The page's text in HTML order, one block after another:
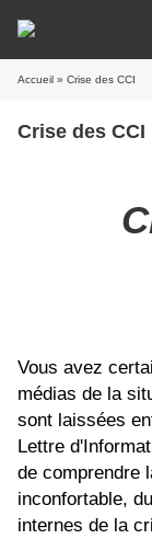
Accueil » Crise des CCI
Crise des CCI
Vous avez
médias de la
sont laissées
Lettre
de comprendre
inconfortable,
internes de la